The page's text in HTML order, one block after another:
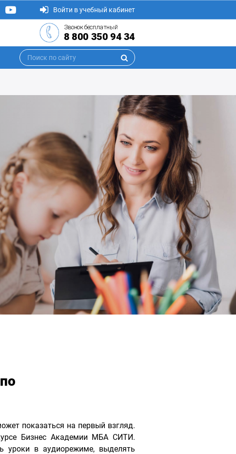
Войти в учебный кабинет
Звонок бесплатный
8 800 350 94 34
показаться на первый взгляд.
Бизнес Академии МБА СИТИ.
уроки в аудиорежиме, выделять